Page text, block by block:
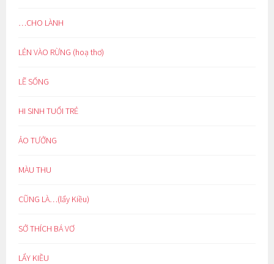
…CHO LÀNH
LẺN VÀO RỪNG (hoạ thơ)
LẼ SỐNG
HI SINH TUỔI TRẺ
ẢO TƯỞNG
MÀU THU
CŨNG LÀ…(lẩy Kiều)
SỞ THÍCH BÁ VƠ
LẨY KIỀU